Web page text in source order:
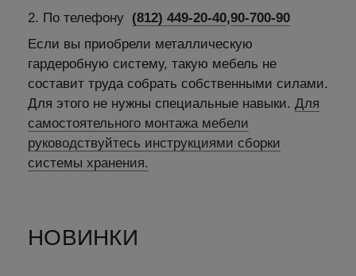
2. По телефону (812) 449-20-40,90-700-90
Если вы приобрели металлическую
гардеробную систему, такую мебель не
составит труда собрать собственными силами.
Для этого не нужны специальные навыки. Для
самостоятельного монтажа мебели
руководствуйтесь инструкциями сборки
системы хранения.
НОВИНКИ